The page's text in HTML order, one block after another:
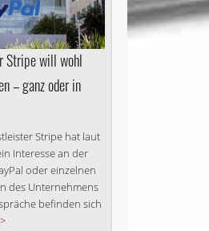
Stripe will wohl
– ganz oder in
Stripe hat laut
Interesse an der
oder einzelnen
des Unternehmens
befinden sich